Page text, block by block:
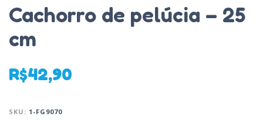
Cachorro de pelúcia – 25
cm
R$42,90
SKU: 1-FG9070